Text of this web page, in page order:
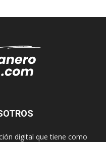
digital que tiene como